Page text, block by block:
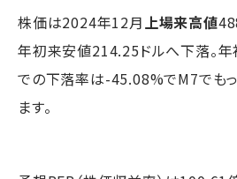
株価は2024年12月上場来高値
年初来安値214.25ドルへ下落。
での下落率は-45.08%でM7でも
ます。